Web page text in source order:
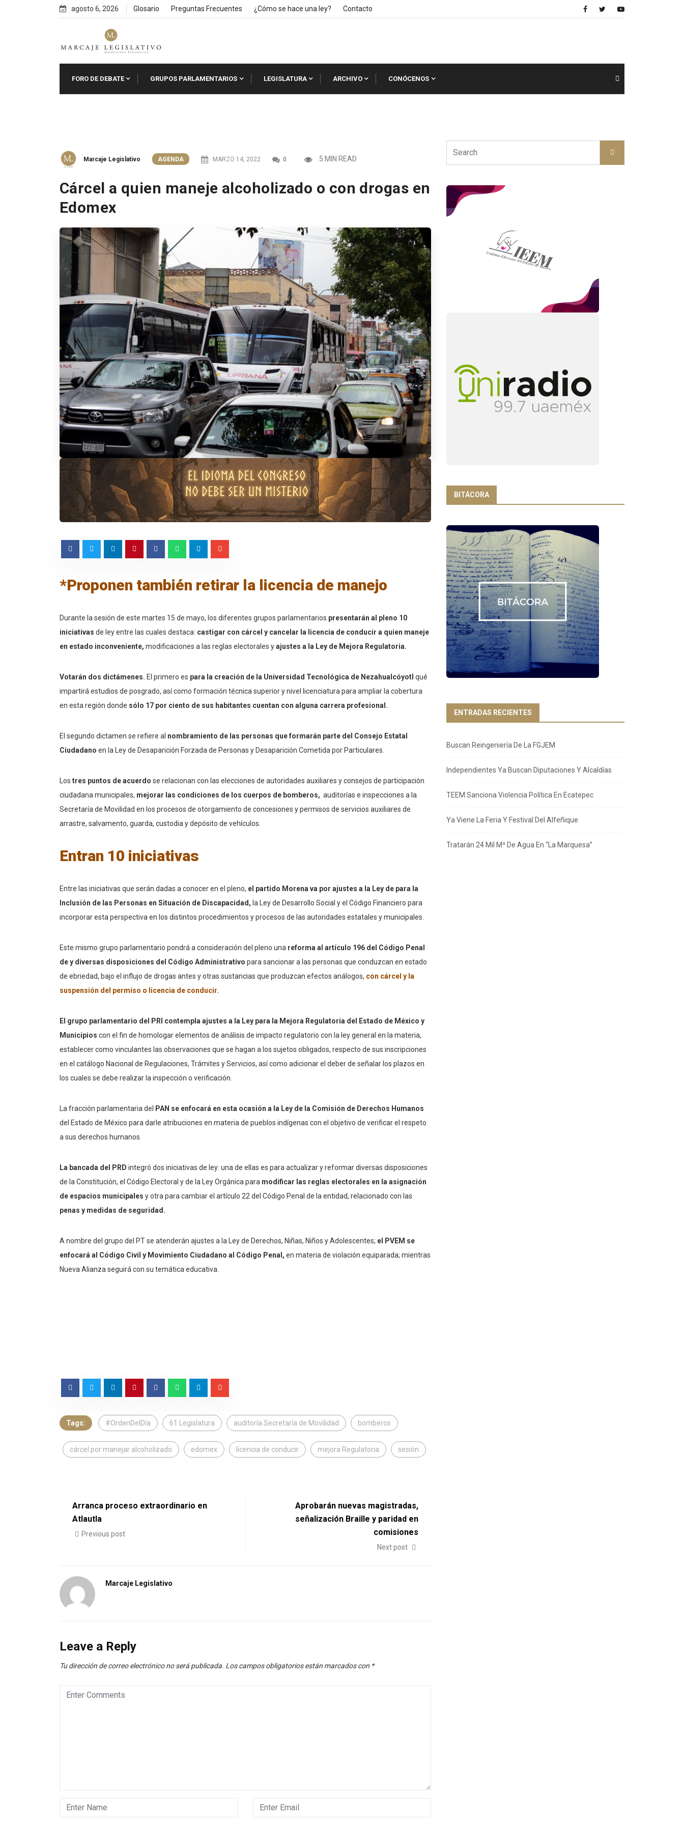
agosto 6, 2026 Glosario Preguntas Frecuentes ¿Cómo se hace una ley? Contacto
FORO DE DEBATE GRUPOS PARLAMENTARIOS LEGISLATURA ARCHIVO CONÓCENOS
Marcaje Legislativo AGENDA MARZO 14, 2022 0 5 MIN READ
Cárcel a quien maneje alcoholizado o con drogas en
Edomex
*Proponen también retirar la licencia de manejo
Durante la sesión de este martes 15 de mayo, los diferentes grupos parlamentarios presentarán al pleno 10
iniciativas de ley entre las cuales destaca: castigar con cárcel y cancelar la licencia de conducir a quien maneje
en estado inconveniente, modificaciones a las reglas electorales yajustes a la Ley de Mejora Regulatoria.
Votarán dos dictámenes. El primero es para la creación de la Universidad Tecnológica de Nezahualcóyotl qué
impartirá estudios de posgrado, así como formación técnica superior y nivel licenciatura para ampliar la cobertura
en esta región donde sólo 17 por ciento de sus habitantes cuentan con alguna carrera profesional.
El segundo dictamen se refiere al nombramiento de las personas que formarán parte del Consejo Estatal
Ciudadano en la Ley de Desaparición Forzada de Personas y Desaparición Cometida por Particulares.
Los tres puntos de acuerdo se relacionan con las elecciones de autoridades auxiliares y consejos de participación
ciudadana municipales, mejorar las condiciones de los cuerpos de bomberos, auditorías e inspecciones a la
Secretaría de Movilidad en los procesos de otorgamiento de concesiones y permisos de servicios auxiliares de
arrastre, salvamento, guarda, custodia y depósito de vehículos.
Entran 10 iniciativas
Entre las iniciativas que serán dadas a conocer en el pleno, el partido Morena va por ajustes a la Ley de para la
Inclusión de las Personas en Situación de Discapacidad, la Ley de Desarrollo Social y el Código Financiero para
incorporar esta perspectiva en los distintos procedimientos y procesos de las autoridades estatales y municipales.
Este mismo grupo parlamentario pondrá a consideración del pleno una reforma al artículo 196 del Código Penal
de y diversas disposiciones del Código Administrativo para sancionar a las personas que conduzcan en estado
de ebriedad, bajo el influjo de drogas antes y otras sustancias que produzcan efectos análogos, con cárcel y la
suspensión del permiso o licencia de conducir.
El grupo parlamentario del PRI contempla ajustes a la Ley para la Mejora Regulatoria del Estado de México y
Municipios con el fin de homologar elementos de análisis de impacto regulatorio con la ley general en la materia,
establecer como vinculantes las observaciones que se hagan a los sujetos obligados, respecto de sus inscripciones
en el catálogo Nacional de Regulaciones, Trámites y Servicios, así como adicionar el deber de señalar los plazos en
los cuales se debe realizar la inspección o verificación.
La fracción parlamentaria del
PAN se enfocará en esta ocasión a la Ley de la Comisión de Derechos Humanos
del Estado de México para darle atribuciones en materia de pueblos indígenas con el objetivo de verificar el respeto
a sus derechos humanos.
La bancada del PRD integró dos iniciativas de ley: una de ellas es para actualizar y reformar diversas disposiciones
de la Constitución, el Código Electoral y de la Ley Orgánica para modificar las reglas electorales en la asignación
de espacios municipales y otra para cambiar el artículo 22 del Código Penal de la entidad, relacionado con las
penas y medidas de seguridad.
A nombre del grupo del PT se atenderán ajustes a la Ley de Derechos, Niñas, Niños y Adolescentes; el PVEM se
enfocará al Código Civil y Movimiento Ciudadano al Código Penal, en materia de violación equiparada; mientras
Nueva Alianza seguirá con su temática educativa.
Tags: #OrdenDelDía 61 Legislatura auditoría Secretaría de Movilidad bomberos
cárcel por manejar alcoholizado edomex licencia de conducir mejora Regulatoria sesión
Arranca proceso extraordinario en
Atlautla
Previous post
Aprobarán nuevas magistradas,
señalización Braille y paridad en
comisiones
Next post
Marcaje Legislativo
Leave a Reply
Tu dirección de correo electrónico no será publicada. Los campos obligatorios están marcados con *
BITÁCORA
ENTRADAS RECIENTES
Buscan Reingeniería De La FGJEM
Independientes Ya Buscan Diputaciones Y Alcaldías
TEEM Sanciona Violencia Política En Ecatepec
Ya Viene La Feria Y Festival Del Alfeñique
Tratarán 24 Mil M³ De Agua En “La Marquesa”